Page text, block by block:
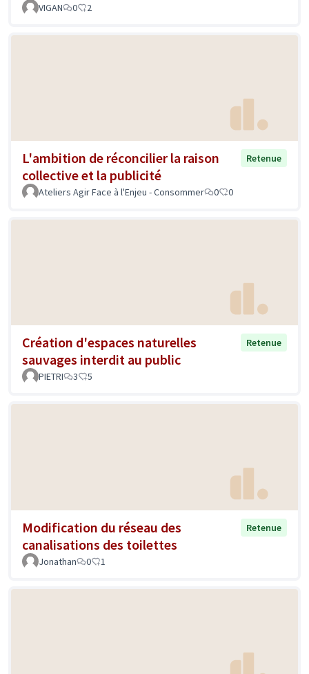
VIGAN 0 2
L'ambition de réconcilier la raison
collective et la publicité
Retenue
Ateliers Agir Face à l'Enjeu - Consommer 0 0
Création d'espaces naturelles
sauvages interdit au public
Retenue
PIETRI 3 5
Modification du réseau des
canalisations des toilettes
Retenue
Jonathan 0 1